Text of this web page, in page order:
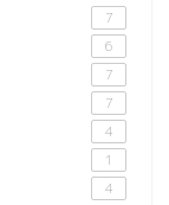
7
6
7
7
4
1
4